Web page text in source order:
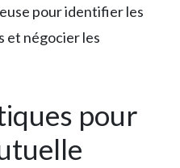
pour identifier les
et négocier les
pour